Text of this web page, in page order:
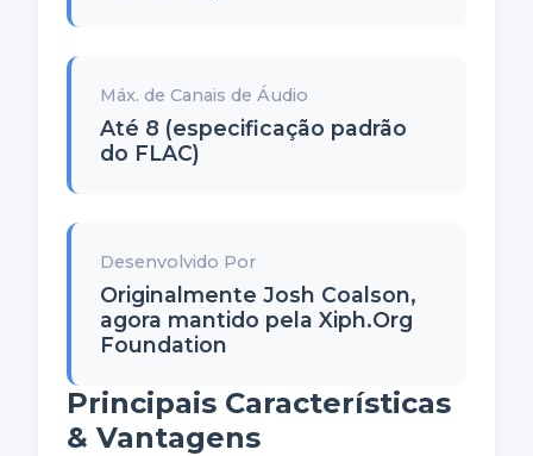
Máx. de Canais de Áudio
Até 8 (especificação padrão
do FLAC)
Desenvolvido Por
Originalmente Josh Coalson,
agora mantido pela Xiph.Org
Foundation
Principais Características
& Vantagens